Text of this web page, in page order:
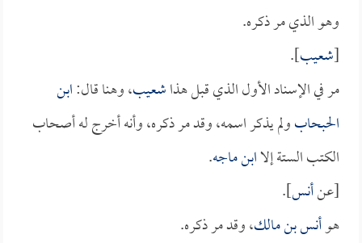
وهو الذي مر ذكره.
[شعيب].
مر في الإسناد الأول الذي قبل هذاشعيب، وهنا قال:ابن
الحبحابولم يذكر اسمه، وقد مر ذكره، وأنه أخرج له أصحاب
الكتب الستة إلاابن ماجه.
[عنأنس].
هوأنس بن مالك، وقد مر ذكره.